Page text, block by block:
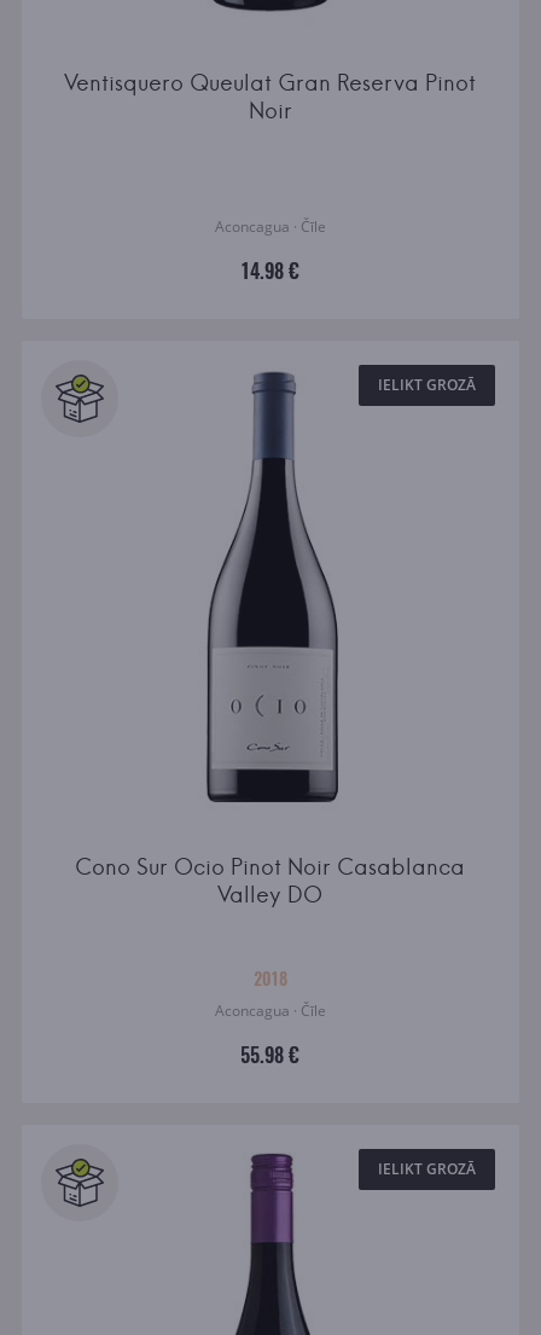
Ventisquero Queulat Gran Reserva Pinot
Noir
Aconcagua · Čīle
14.98 €
IELIKT GROZĀ
Cono Sur Ocio Pinot Noir Casablanca
Valley DO
2018
Aconcagua · Čīle
55.98 €
IELIKT GROZĀ